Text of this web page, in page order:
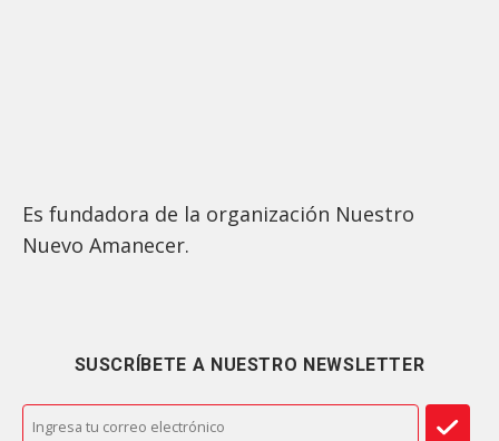
Es fundadora de la organización Nuestro
Nuevo Amanecer.
SUSCRÍBETE A NUESTRO NEWSLETTER